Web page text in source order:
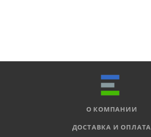
О КОМПАНИИ
ДОСТАВКА И ОПЛАТА